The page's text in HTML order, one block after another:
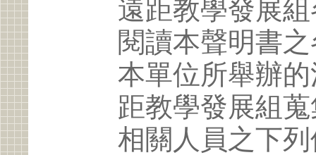
遠距教學發展
閱讀本聲明書
本單位所舉辦
距教學發展組
相關人員之下